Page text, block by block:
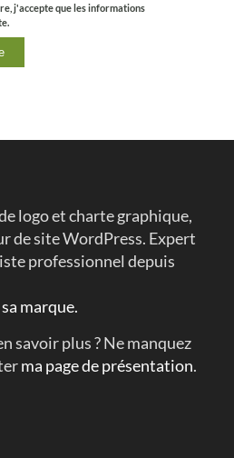
j'accepte que les informations
logo et charte graphique,
de site WordPress. Expert
professionnel depuis
marque.
savoir plus ? Ne manquez
ma page de présentation.